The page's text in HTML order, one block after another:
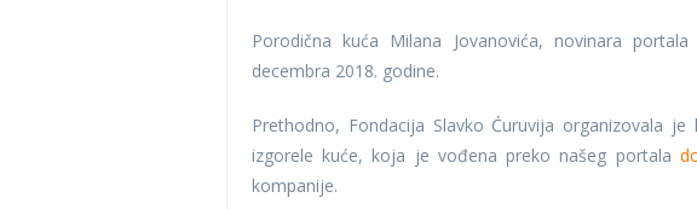
Porodična kuća Milana Jovanovića, novinara
decembra 2018. godine.
Prethodno, Fondacija Slavko Ćuruvija organizovala
izgorele kuće, koja je vođena preko našeg portala
kompanije.